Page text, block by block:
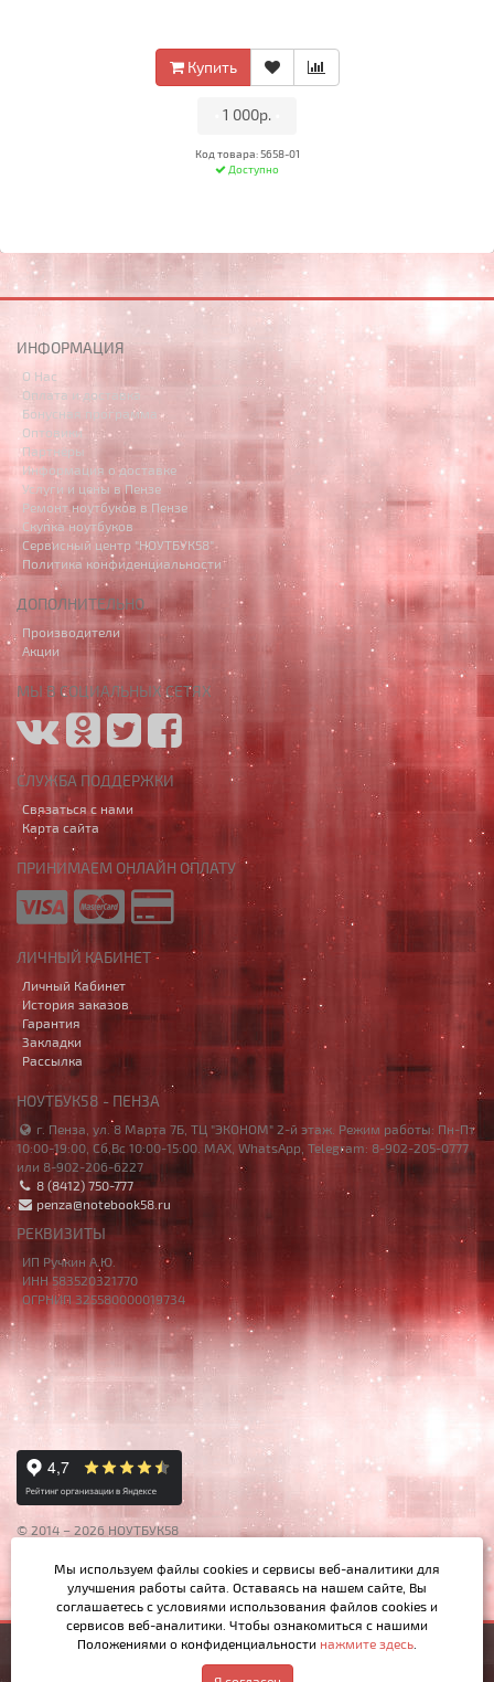
Купить
1 000р.
Код товара: 5658-01
Доступно
1 000р.
Купить
Обратный звонок
ИНФОРМАЦИЯ
О Нас
Оплата и доставка
Бонусная программа
Оптовики
Партнёры
Информация о доставке
Услуги и цены в Пензе
Ремонт ноутбуков в Пензе
Скупка ноутбуков
Сервисный центр "НОУТБУК58"
Политика конфиденциальности
ДОПОЛНИТЕЛЬНО
Производители
Акции
МЫ В СОЦИАЛЬНЫХ СЕТЯХ
СЛУЖБА ПОДДЕРЖКИ
Связаться с нами
Карта сайта
ПРИНИМАЕМ ОНЛАЙН ОПЛАТУ
ЛИЧНЫЙ КАБИНЕТ
Личный Кабинет
История заказов
Гарантия
Закладки
Рассылка
НОУТБУК58 - ПЕНЗА
г. Пенза, ул. 8 Марта 7Б, ТЦ "ЭКОНОМ" 2-й этаж. Режим работы: Пн-Пт
10:00-19:00, Сб,Вс 10:00-15:00. MAX, WhatsApp, Telegram: 8-902-205-0777
или 8-902-206-6227
8 (8412) 750-777
penza@notebook58.ru
РЕКВИЗИТЫ
ИП Ручкин А.Ю.
ИНН 583520321770
ОГРНИП 325580000019734
© 2014 – 2026 НОУТБУК58
материалы и цены на сайте не являются публичной офертой,
определяемой Ст.437 ГК РФ.
Написать в MAX
Мы используем файлы cookies и сервисы веб-аналитики для
улучшения работы сайта. Оставаясь на нашем сайте, Вы
соглашаетесь с условиями использования файлов cookies и
сервисов веб-аналитики. Чтобы ознакомиться с нашими
Положениями о конфиденциальности нажмите здесь